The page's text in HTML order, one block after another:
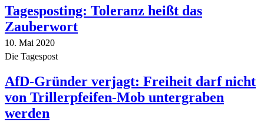
Tagesposting: Toleranz heißt das
Zauberwort
10. Mai 2020
Die Tagespost
AfD-Gründer verjagt: Freiheit darf nicht
von Trillerpfeifen-Mob untergraben
werden